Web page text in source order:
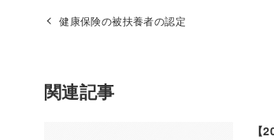
健康保険の被扶養者の認定
関連記事
【